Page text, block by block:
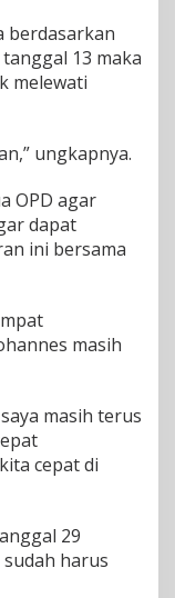
berdasarkan
13 maka
melewati
ungkapnya.
OPD agar
dapat
ini bersama
masih
masih terus
cepat di
29
sudah harus